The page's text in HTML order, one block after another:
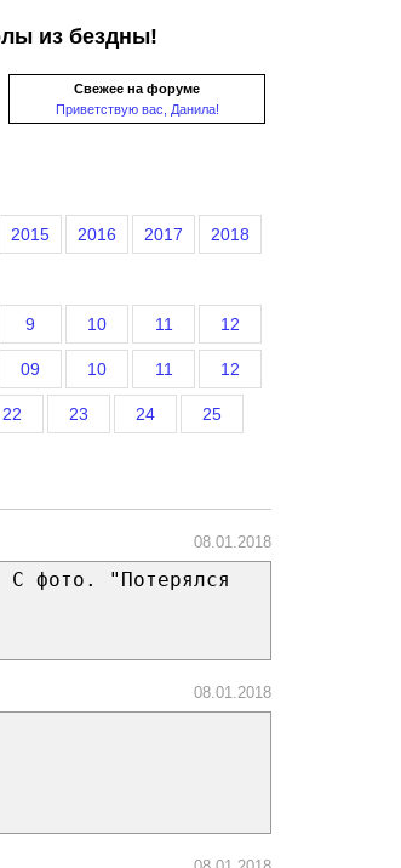
из бездны!
Свежее на форуме
Приветствую вас, Данила!
2015 2016 2017 2018
9 10 11 12
09 10 11 12
22 23 24 25
08.01.2018
С фото. "Потерялся
08.01.2018